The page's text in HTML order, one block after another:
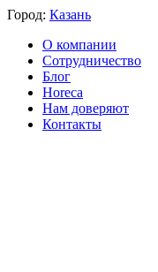
Город: Казань
О компании
Сотрудничество
Блог
Horeca
Нам доверяют
Контакты